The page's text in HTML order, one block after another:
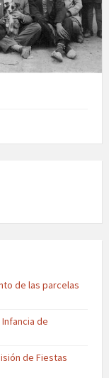
de las parcelas
de
de Fiestas